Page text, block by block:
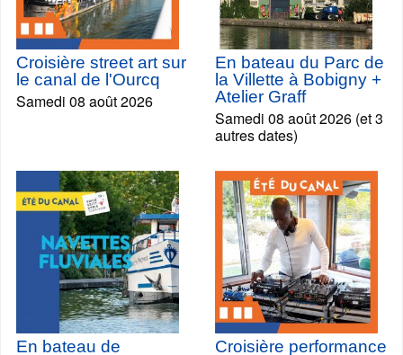
Croisière street art sur
le canal de l'Ourcq
Samedi 08 août 2026
En bateau du Parc de
la Villette à Bobigny +
Atelier Graff
Samedi 08 août 2026 (et 3
autres dates)
En bateau de
Croisière performance